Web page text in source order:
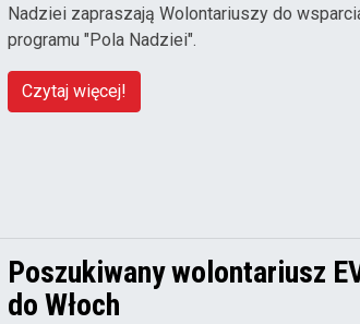
Nadziei zapraszają Wolontariuszy do
programu "Pola Nadziei".
Czytaj więcej!
Poszukiwany wolontariusz
do Włoch